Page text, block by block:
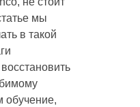
мы
в такой
обучение,